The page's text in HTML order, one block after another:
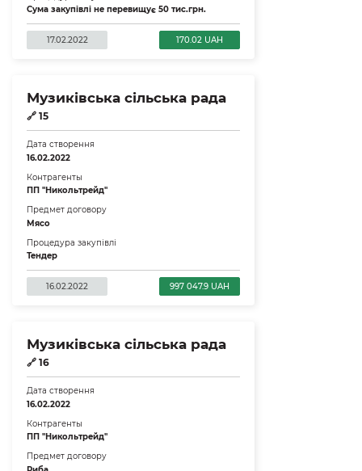
Сума закупівлі не перевищує 50 тис.грн.
17.02.2022 170.02 UAH
Музиківська сільська рада
🔗 15
Дата створення
16.02.2022
Контрагенты
ПП "Никольтрейд"
Предмет договору
Мясо
Процедура закупівлі
Тендер
16.02.2022 997 047.9 UAH
Музиківська сільська рада
🔗 16
Дата створення
16.02.2022
Контрагенты
ПП "Никольтрейд"
Предмет договору